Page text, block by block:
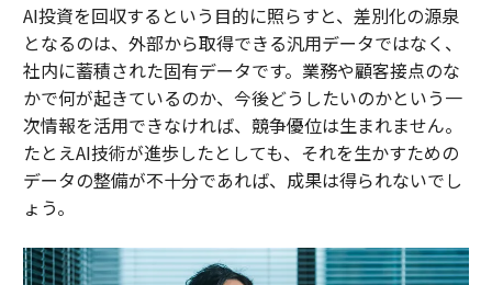
AI投資を回収するという目的に照らすと、差別化の源泉
となるのは、外部から取得できる汎用データではなく、
社内に蓄積された固有データです。業務や顧客接点のな
かで何が起きているのか、今後どうしたいのかという一
次情報を活用できなければ、競争優位は生まれません。
たとえAI技術が進歩したとしても、それを生かすための
データの整備が不十分であれば、成果は得られないでし
ょう。